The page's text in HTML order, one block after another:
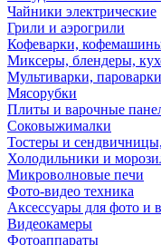
Чайники электрические
Грили и аэрогрили
Кофеварки,
Миксеры, блендеры,
Мультиварки, пароварки
Мясорубки
Плиты и варочные
Соковыжималки
Тостеры и
Холодильники и
Микроволновые печи
Фото-видео техника
Аксессуары для фото и
Видеокамеры
Фотоаппараты